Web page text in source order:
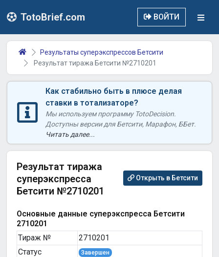
TotoBrief.com ВОЙТИ
Результаты суперэкспрессов Бетсити
Результат тиража Бетсити №2710201
Как стабильно быть в плюсе делая
ставки в тотализаторе?
Мы используем программу TotoDecision.
Доступны версии для Бетсити, Марафон, ББет.
Читать далее...
Результат тиража
суперэкспресса
Бетсити №2710201
Открыть в Бетсити
Основные данные суперэкспресса Бетсити
2710201
Тираж №
2710201
Статус
Завершен